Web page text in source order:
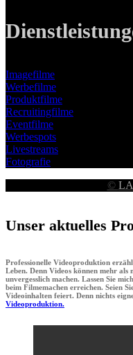
Imagefilme
Werbefilme
Produktfilme
Recruitingfilme
Eventfilme
Werbespots
Livestreams
Fotografie
©
Unser aktuelles
Professionelle Videoproduktion
Leben. Denn Videos können mehr
unvergesslich machen. Lassen Sie
beim Filmemachen erreichen. Seien
Videoinhalten feiert. Denn nichts
Videoproduktion.